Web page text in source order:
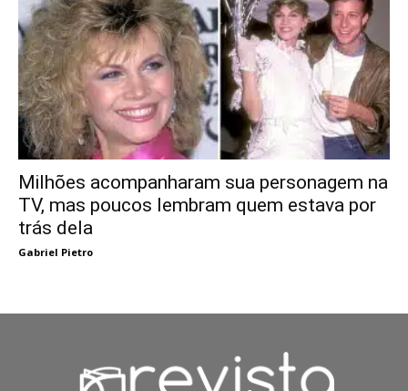
Milhões acompanharam sua personagem na
TV, mas poucos lembram quem estava por
trás dela
Gabriel Pietro